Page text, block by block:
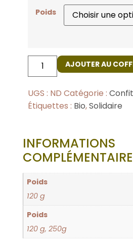
Poids
AJOUTER AU
UGS : ND Catégorie :
Étiquettes : Bio,Solidaire
INFORMATIONS
Poids
120 g
Poids
120 g, 250g